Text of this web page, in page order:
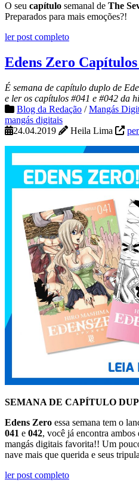
O seu capítulo semanal de The
Preparados para mais emoções?!
ler post completo
Edens Zero Capítulos
É semana de capítulo duplo de
e ler os capítulos #041 e #042 da
Blog da Redação /Mangás
mangás digitais
24.04.2019
Heila Lima
SEMANA DE CAPÍTULO
Edens Zero essa semana tem o
041 e 042, você já encontra
mangás digitais favorita!! Um
nave mais que querida e seus
ler post completo